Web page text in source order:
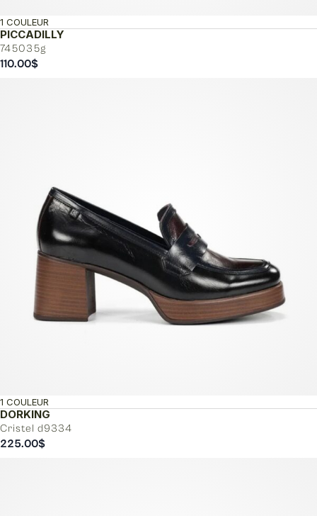
PICCADILLY
745035g
1 COULEUR
110.00$
DORKING
Cristel d9334
1 COULEUR
225.00$